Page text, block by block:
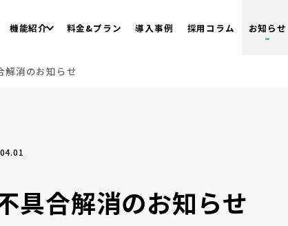
機能紹介 料金&プラン 導入事例 採用コラム お知らせ
解消のお知らせ
具合解消のお知らせ